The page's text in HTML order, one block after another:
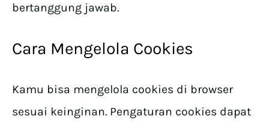
bertanggung jawab.
Cara Mengelola Cookies
Kamu bisa mengelola cookies di browser
sesuai keinginan. Pengaturan cookies dapat